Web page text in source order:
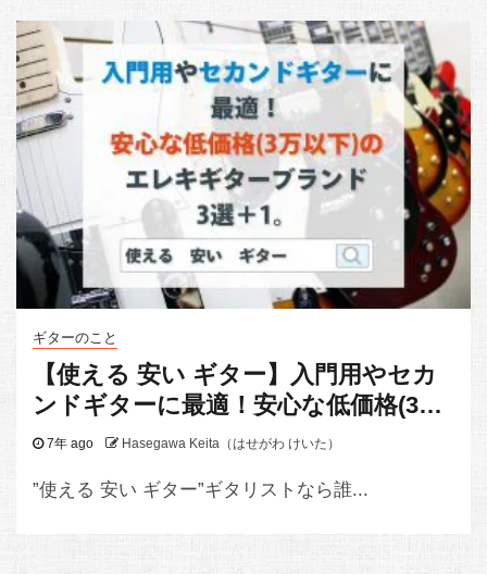
ギターのこと
【使える 安い ギター】入門用やセカ
ンドギターに最適！安心な低価格(3万
以下)のエレキギターブランド3選＋
7年 ago Hasegawa Keita（はせがわ けいた）
”使える 安い ギター”ギタリストなら誰...